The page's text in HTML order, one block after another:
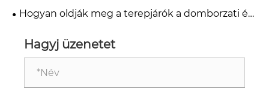
versenymotorkerékpár-technológia a nagy
sebességű teljesítményt?
Hogyan oldják meg a terepjárók a domborzati és
Hagyj üzenetet